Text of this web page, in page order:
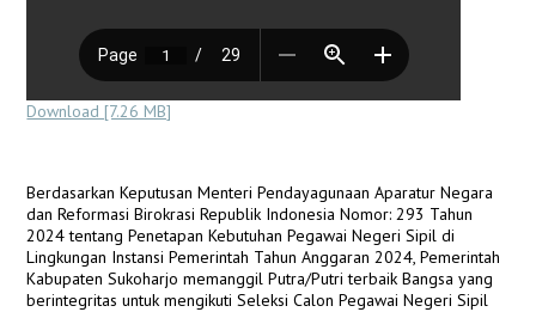
Download [7.26 MB]
Berdasarkan Keputusan Menteri Pendayagunaan Aparatur Negara
dan Reformasi Birokrasi Republik Indonesia Nomor: 293 Tahun
2024 tentang Penetapan Kebutuhan Pegawai Negeri Sipil di
Lingkungan Instansi Pemerintah Tahun Anggaran 2024, Pemerintah
Kabupaten Sukoharjo memanggil Putra/Putri terbaik Bangsa yang
berintegritas untuk mengikuti Seleksi Calon Pegawai Negeri Sipil